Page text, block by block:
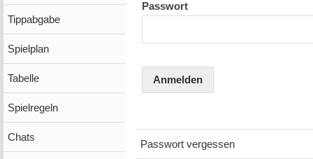
Tippabgabe
Spielplan
Tabelle
Spielregeln
Chats
Passwort
Anmelden
Passwort vergessen